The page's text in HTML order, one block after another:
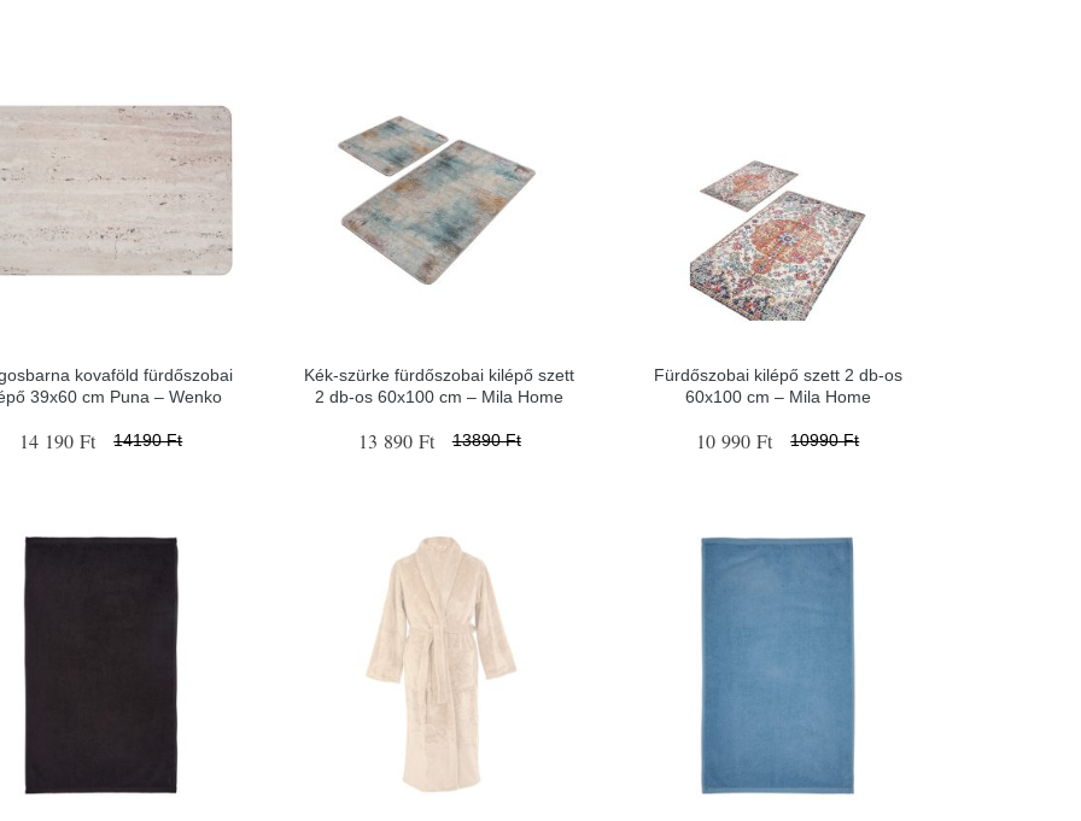
kovaföld fürdőszobai
39x60 cm Puna – Wenko
14 190 Ft 14190 Ft
Kék-szürke fürdőszobai kilépő szett
2 db-os 60x100 cm – Mila Home
13 890 Ft 13890 Ft
Fürdőszobai kilépő szett 2 db-os
60x100 cm – Mila Home
10 990 Ft 10990 Ft